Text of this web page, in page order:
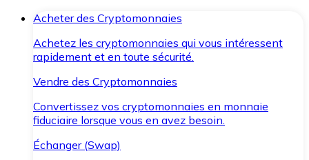
Acheter des Cryptomonnaies
Achetez les cryptomonnaies qui vous intéressent
rapidement et en toute sécurité.
Vendre des Cryptomonnaies
Convertissez vos cryptomonnaies en monnaie
fiduciaire lorsque vous en avez besoin.
Échanger (Swap)